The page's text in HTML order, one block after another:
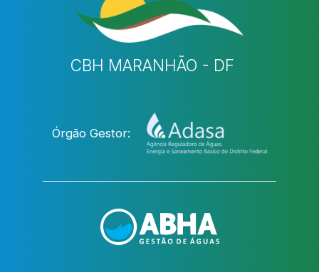
CBH MARANHÃO - DF
Órgão Gestor: